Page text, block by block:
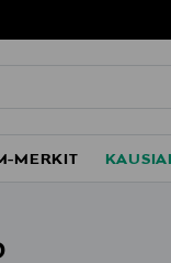
MERKIT